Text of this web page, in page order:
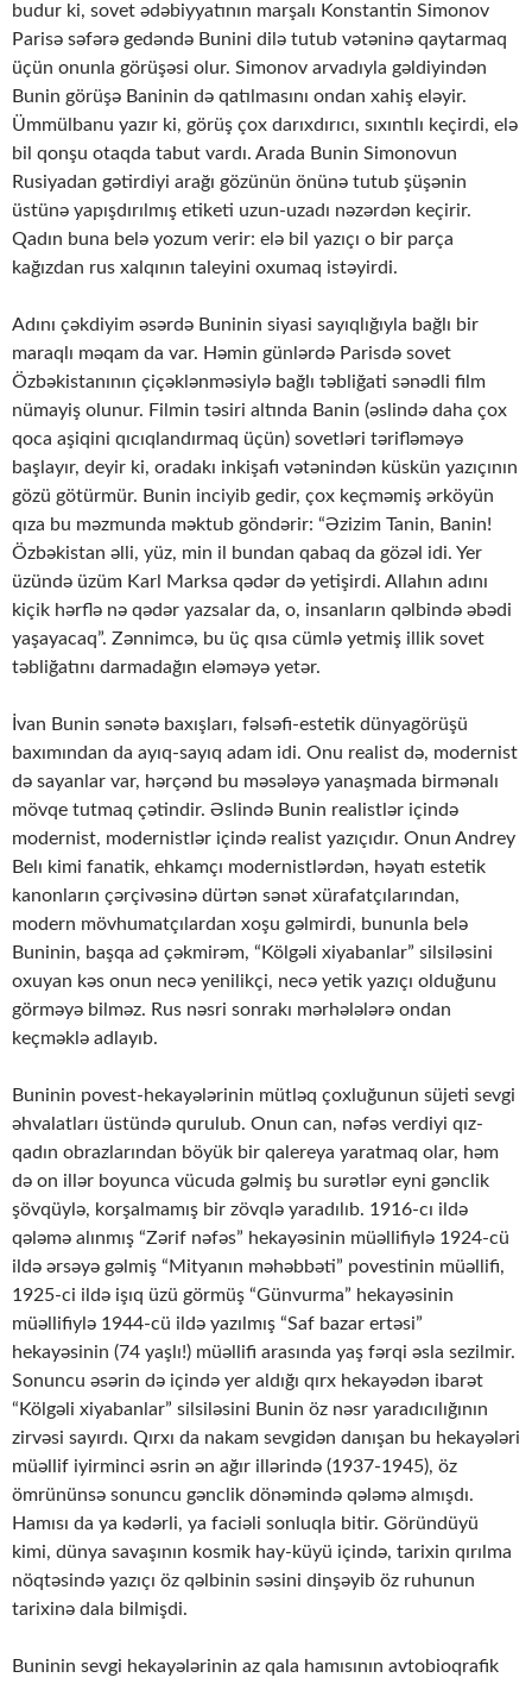
budur ki, sovet ədəbiyyatının marşalı Konstantin Simonov
Parisə səfərə gedəndə Bunini dilə tutub vətəninə qaytarmaq
üçün onunla görüşəsi olur. Simonov arvadıyla gəldiyindən
Bunin görüşə Baninin də qatılmasını ondan xahiş eləyir.
Ümmülbanu yazır ki, görüş çox darıxdırıcı, sıxıntılı keçirdi, elə
bil qonşu otaqda tabut vardı. Arada Bunin Simonovun
Rusiyadan gətirdiyi arağı gözünün önünə tutub şüşənin
üstünə yapışdırılmış etiketi uzun-uzadı nəzərdən keçirir.
Qadın buna belə yozum verir: elə bil yazıçı o bir parça
kağızdan rus xalqının taleyini oxumaq istəyirdi.
Adını çəkdiyim əsərdə Buninin siyasi sayıqlığıyla bağlı bir
maraqlı məqam da var. Həmin günlərdə Parisdə sovet
Özbəkistanının çiçəklənməsiylə bağlı təbliğati sənədli film
nümayiş olunur. Filmin təsiri altında Banin (əslində daha çox
qoca aşiqini qıcıqlandırmaq üçün) sovetləri tərifləməyə
başlayır, deyir ki, oradakı inkişafı vətənindən küskün yazıçının
gözü götürmür. Bunin inciyib gedir, çox keçməmiş ərköyün
qıza bu məzmunda məktub göndərir: “Əzizim Tanin, Banin!
Özbəkistan əlli, yüz, min il bundan qabaq da gözəl idi. Yer
üzündə üzüm Karl Marksa qədər də yetişirdi. Allahın adını
kiçik hərflə nə qədər yazsalar da, o, insanların qəlbində əbədi
yaşayacaq”. Zənnimcə, bu üç qısa cümlə yetmiş illik sovet
təbliğatını darmadağın eləməyə yetər.
İvan Bunin sənətə baxışları, fəlsəfi-estetik dünyagörüşü
baxımından da ayıq-sayıq adam idi. Onu realist də, modernist
də sayanlar var, hərçənd bu məsələyə yanaşmada birmənalı
mövqe tutmaq çətindir. Əslində Bunin realistlər içində
modernist, modernistlər içində realist yazıçıdır. Onun Andrey
Belı kimi fanatik, ehkamçı modernistlərdən, həyatı estetik
kanonların çərçivəsinə dürtən sənət xürafatçılarından,
modern mövhumatçılardan xoşu gəlmirdi, bununla belə
Buninin, başqa ad çəkmirəm, “Kölgəli xiyabanlar” silsiləsini
oxuyan kəs onun necə yenilikçi, necə yetik yazıçı olduğunu
görməyə bilməz. Rus nəsri sonrakı mərhələlərə ondan
keçməklə adlayıb.
Buninin povest-hekayələrinin mütləq çoxluğunun süjeti sevgi
əhvalatları üstündə qurulub. Onun can, nəfəs verdiyi qız-
qadın obrazlarından böyük bir qalereya yaratmaq olar, həm
də on illər boyunca vücuda gəlmiş bu surətlər eyni gənclik
şövqüylə, korşalmamış bir zövqlə yaradılıb. 1916-cı ildə
qələmə alınmış “Zərif nəfəs” hekayəsinin müəllifiylə 1924-cü
ildə ərsəyə gəlmiş “Mityanın məhəbbəti” povestinin müəllifi,
1925-ci ildə işıq üzü görmüş “Günvurma” hekayəsinin
müəllifiylə 1944-cü ildə yazılmış “Saf bazar ertəsi”
hekayəsinin (74 yaşlı!) müəllifi arasında yaş fərqi əsla sezilmir.
Sonuncu əsərin də içində yer aldığı qırx hekayədən ibarət
“Kölgəli xiyabanlar” silsiləsini Bunin öz nəsr yaradıcılığının
zirvəsi sayırdı. Qırxı da nakam sevgidən danışan bu hekayələri
müəllif iyirminci əsrin ən ağır illərində (1937-1945), öz
ömrününsə sonuncu gənclik dönəmində qələmə almışdı.
Hamısı da ya kədərli, ya faciəli sonluqla bitir. Göründüyü
kimi, dünya savaşının kosmik hay-küyü içində, tarixin qırılma
nöqtəsində yazıçı öz qəlbinin səsini dinşəyib öz ruhunun
tarixinə dala bilmişdi.
Buninin sevgi hekayələrinin az qala hamısının avtobioqrafik